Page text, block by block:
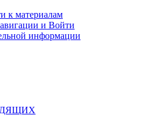
к материалам
и Войти
информации